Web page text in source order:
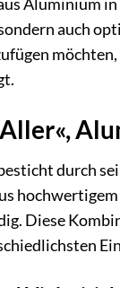
Aluminium
auch
durch
Diese